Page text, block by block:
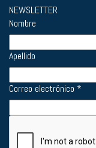
NEWSLETTER
Nombre
Apellido
Correo electrónico *